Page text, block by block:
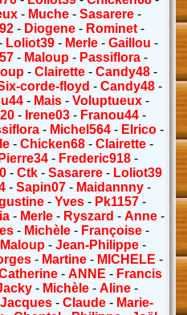
- Muche -Sasarere -
- Diogene- Rominet-
Loliot39- Merle- Gaillou -
- Maloup - Passiflora -
- Clairette- Candy48-
corde-floyd -Candy48 -
- Mais -Voluptueux -
- Irene03- Franou44-
- Michel564- Elrico-
-Chicken68 -Clairette -
Pierre34- Frederic918-
- Ctk- Sasarere- Loliot39
-Sapin07 - Maidannny -
- Yves- Pk1157-
- Merle- Ryszard - Anne-
- Michèle - Françoise -
Maloup- Jean-Philippe-
- Martine- MICHELE -
-ANNE - Francis
- Michèle -Aline -
Jacques -Claude - Marie-